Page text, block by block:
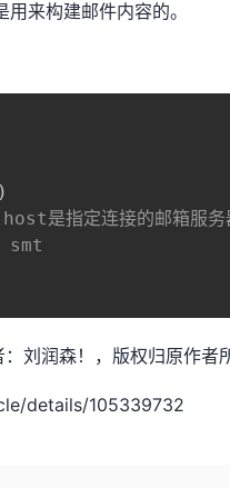
来构建邮件内容的。
)
是指定连接的邮箱服务
smt
刘润森！，版权归原作者
details/105339732